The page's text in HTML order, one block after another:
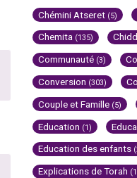
Chémini Atseret (5)
Chemita (135)
Communauté (3)
Conversion (303)
Couple et Famille (5)
Education (1)
Education des enfants
Explications de Torah